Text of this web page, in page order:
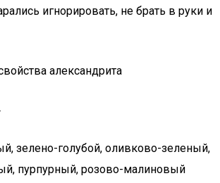
игнорировать, не брать в руки и
александрита
зелено-голубой, оливково-зеленый,
пурпурный, розово-малиновый